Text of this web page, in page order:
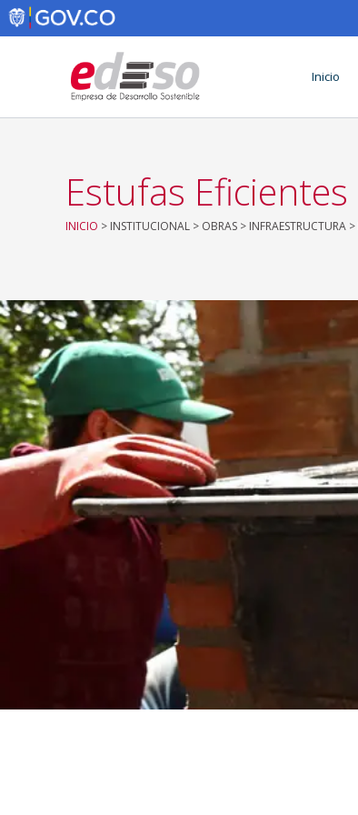
Ir
al
Inicio
Estufas Eficientes
INICIO > INSTITUCIONAL > OBRAS > INFRAESTRUCTURA >